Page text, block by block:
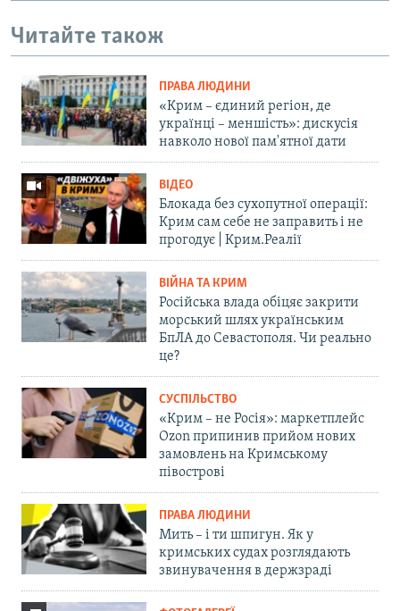
Читайте також
ПРАВА ЛЮДИНИ
«Крим – єдиний регіон, де
українці – меншість»: дискусія
навколо нової пам'ятної дати
ВІДЕО
Блокада без сухопутної операції:
Крим сам себе не заправить і не
прогодує | Крим.Реалії
ВІЙНА ТА КРИМ
Російська влада обіцяє закрити
морський шлях українським
БпЛА до Севастополя. Чи реально
це?
СУСПІЛЬСТВО
«Крим – не Росія»: маркетплейс
Ozon припинив прийом нових
замовлень на Кримському
півострові
ПРАВА ЛЮДИНИ
Мить – і ти шпигун. Як у
кримських судах розглядають
звинувачення в держзраді